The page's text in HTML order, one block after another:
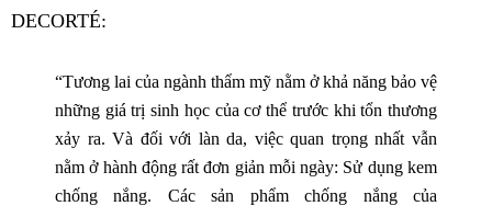
DECORTÉ:
“Tương lai của ngành thẩm mỹ nằm ở khả năng bảo vệ
những giá trị sinh học của cơ thể trước khi tổn thương
xảy ra. Và đối với làn da, việc quan trọng nhất vẫn
nằm ở hành động rất đơn giản mỗi ngày: Sử dụng kem
chống nắng. Các sản phẩm chống nắng của